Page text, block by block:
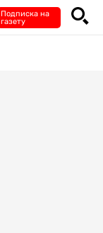
Подписка на
газету